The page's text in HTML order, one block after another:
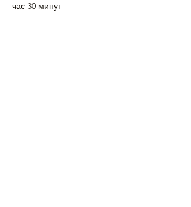
час 30 минут